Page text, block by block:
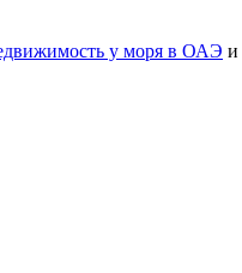
у моря в ОАЭ и